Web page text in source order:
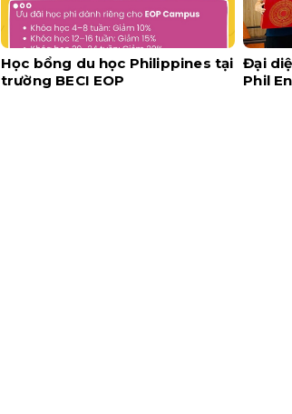
Học bổng du học Philippines tại
trường BECI EOP
Đại
Phil